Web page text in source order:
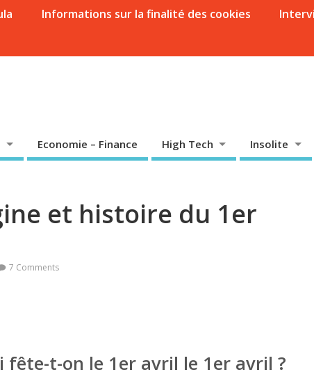
Informations sur la finalité des cookies
Economie – Finance High Tech Insolite
et histoire du 1er
7 Comments
fête-t-on le 1er avril le 1er avril ?